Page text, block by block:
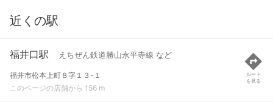
近くの駅
福井口駅 えちぜん鉄道勝山永平寺線 など
福井市松本上町８字１３-１
このページの店舗から 156 m
ルート
を見る